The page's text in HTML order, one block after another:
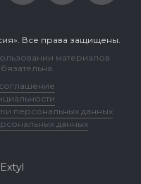
Все права защищены.
материалов
персональных данных
данных